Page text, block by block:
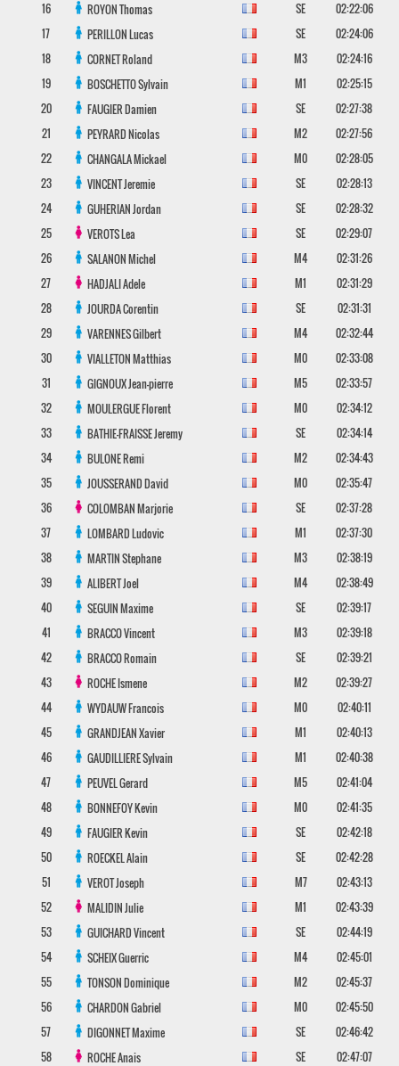
16
ROYONThomas SE
02:22:06
17
PERILLONLucas SE
02:24:06
18
CORNETRoland M3
02:24:16
19
BOSCHETTOSylvain M1
02:25:15
20
FAUGIERDamien SE
02:27:38
21
PEYRARDNicolas M2
02:27:56
22
CHANGALAMickael M0
02:28:05
23
VINCENTJeremie SE
02:28:13
24
GUHERIANJordan SE
02:28:32
25
VEROTSLea SE
02:29:07
26
SALANONMichel M4
02:31:26
27
HADJALIAdele M1
02:31:29
28
JOURDACorentin SE
02:31:31
29
VARENNESGilbert M4
02:32:44
30
VIALLETONMatthias M0
02:33:08
31
GIGNOUXJean-pierre M5
02:33:57
32
MOULERGUEFlorent M0
02:34:12
33
BATHIE-FRAISSEJeremy SE
02:34:14
34
BULONERemi M2
02:34:43
35
JOUSSERANDDavid M0
02:35:47
36
COLOMBANMarjorie SE
02:37:28
37
LOMBARDLudovic M1
02:37:30
38
MARTINStephane M3
02:38:19
39
ALIBERTJoel M4
02:38:49
40
SEGUINMaxime SE
02:39:17
41
BRACCOVincent M3
02:39:18
42
BRACCORomain SE
02:39:21
43
ROCHEIsmene M2
02:39:27
44
WYDAUWFrancois M0
02:40:11
45
GRANDJEANXavier M1
02:40:13
46
GAUDILLIERESylvain M1
02:40:38
47
PEUVELGerard M5
02:41:04
48
BONNEFOYKevin M0
02:41:35
49
FAUGIERKevin SE
02:42:18
50
ROECKELAlain SE
02:42:28
51
VEROTJoseph M7
02:43:13
52
MALIDINJulie M1
02:43:39
53
GUICHARDVincent SE
02:44:19
54
SCHEIXGuerric M4
02:45:01
55
TONSONDominique M2
02:45:37
56
CHARDONGabriel M0
02:45:50
57
DIGONNETMaxime SE
02:46:42
58
ROCHEAnais SE 02:47:07